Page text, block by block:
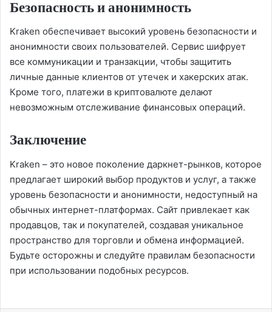
Безопасность и анонимность
Kraken обеспечивает высокий уровень безопасности и
анонимности своих пользователей. Сервис шифрует
все коммуникации и транзакции, чтобы защитить
личные данные клиентов от утечек и хакерских атак.
Кроме того, платежи в криптовалюте делают
невозможным отслеживание финансовых операций.
Заключение
Kraken – это новое поколение даркнет-рынков, которое
предлагает широкий выбор продуктов и услуг, а также
уровень безопасности и анонимности, недоступный на
обычных интернет-платформах. Сайт привлекает как
продавцов, так и покупателей, создавая уникальное
пространство для торговли и обмена информацией.
Будьте осторожны и следуйте правилам безопасности
при использовании подобных ресурсов.